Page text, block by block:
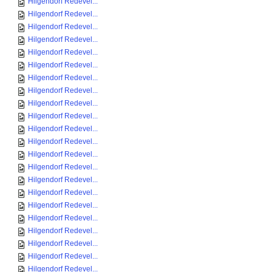
Hilgendorf Redevel...
Hilgendorf Redevel...
Hilgendorf Redevel...
Hilgendorf Redevel...
Hilgendorf Redevel...
Hilgendorf Redevel...
Hilgendorf Redevel...
Hilgendorf Redevel...
Hilgendorf Redevel...
Hilgendorf Redevel...
Hilgendorf Redevel...
Hilgendorf Redevel...
Hilgendorf Redevel...
Hilgendorf Redevel...
Hilgendorf Redevel...
Hilgendorf Redevel...
Hilgendorf Redevel...
Hilgendorf Redevel...
Hilgendorf Redevel...
Hilgendorf Redevel...
Hilgendorf Redevel...